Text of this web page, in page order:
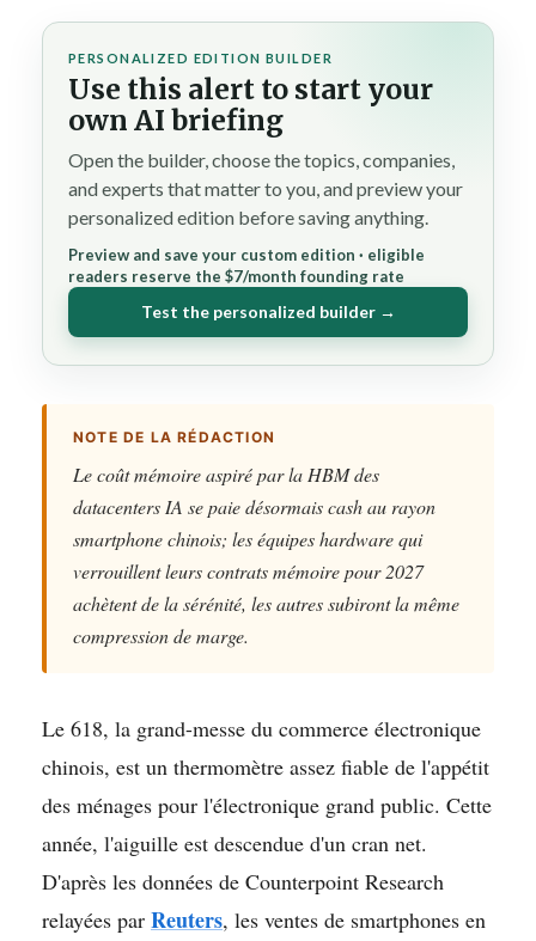
PERSONALIZED EDITION BUILDER
Use this alert to start your
own AI briefing
Open the builder, choose the topics, companies,
and experts that matter to you, and preview your
personalized edition before saving anything.
Preview and save your custom edition · eligible
readers reserve the $7/month founding rate
Test the personalized builder →
NOTE DE LA RÉDACTION
Le coût mémoire aspiré par la HBM des
datacenters IA se paie désormais cash au rayon
smartphone chinois; les équipes hardware qui
verrouillent leurs contrats mémoire pour 2027
achètent de la sérénité, les autres subiront la même
compression de marge.
Le 618, la grand-messe du commerce électronique
chinois, est un thermomètre assez fiable de l'appétit
des ménages pour l'électronique grand public. Cette
année, l'aiguille est descendue d'un cran net.
D'après les données de Counterpoint Research
relayées par Reuters, les ventes de smartphones en